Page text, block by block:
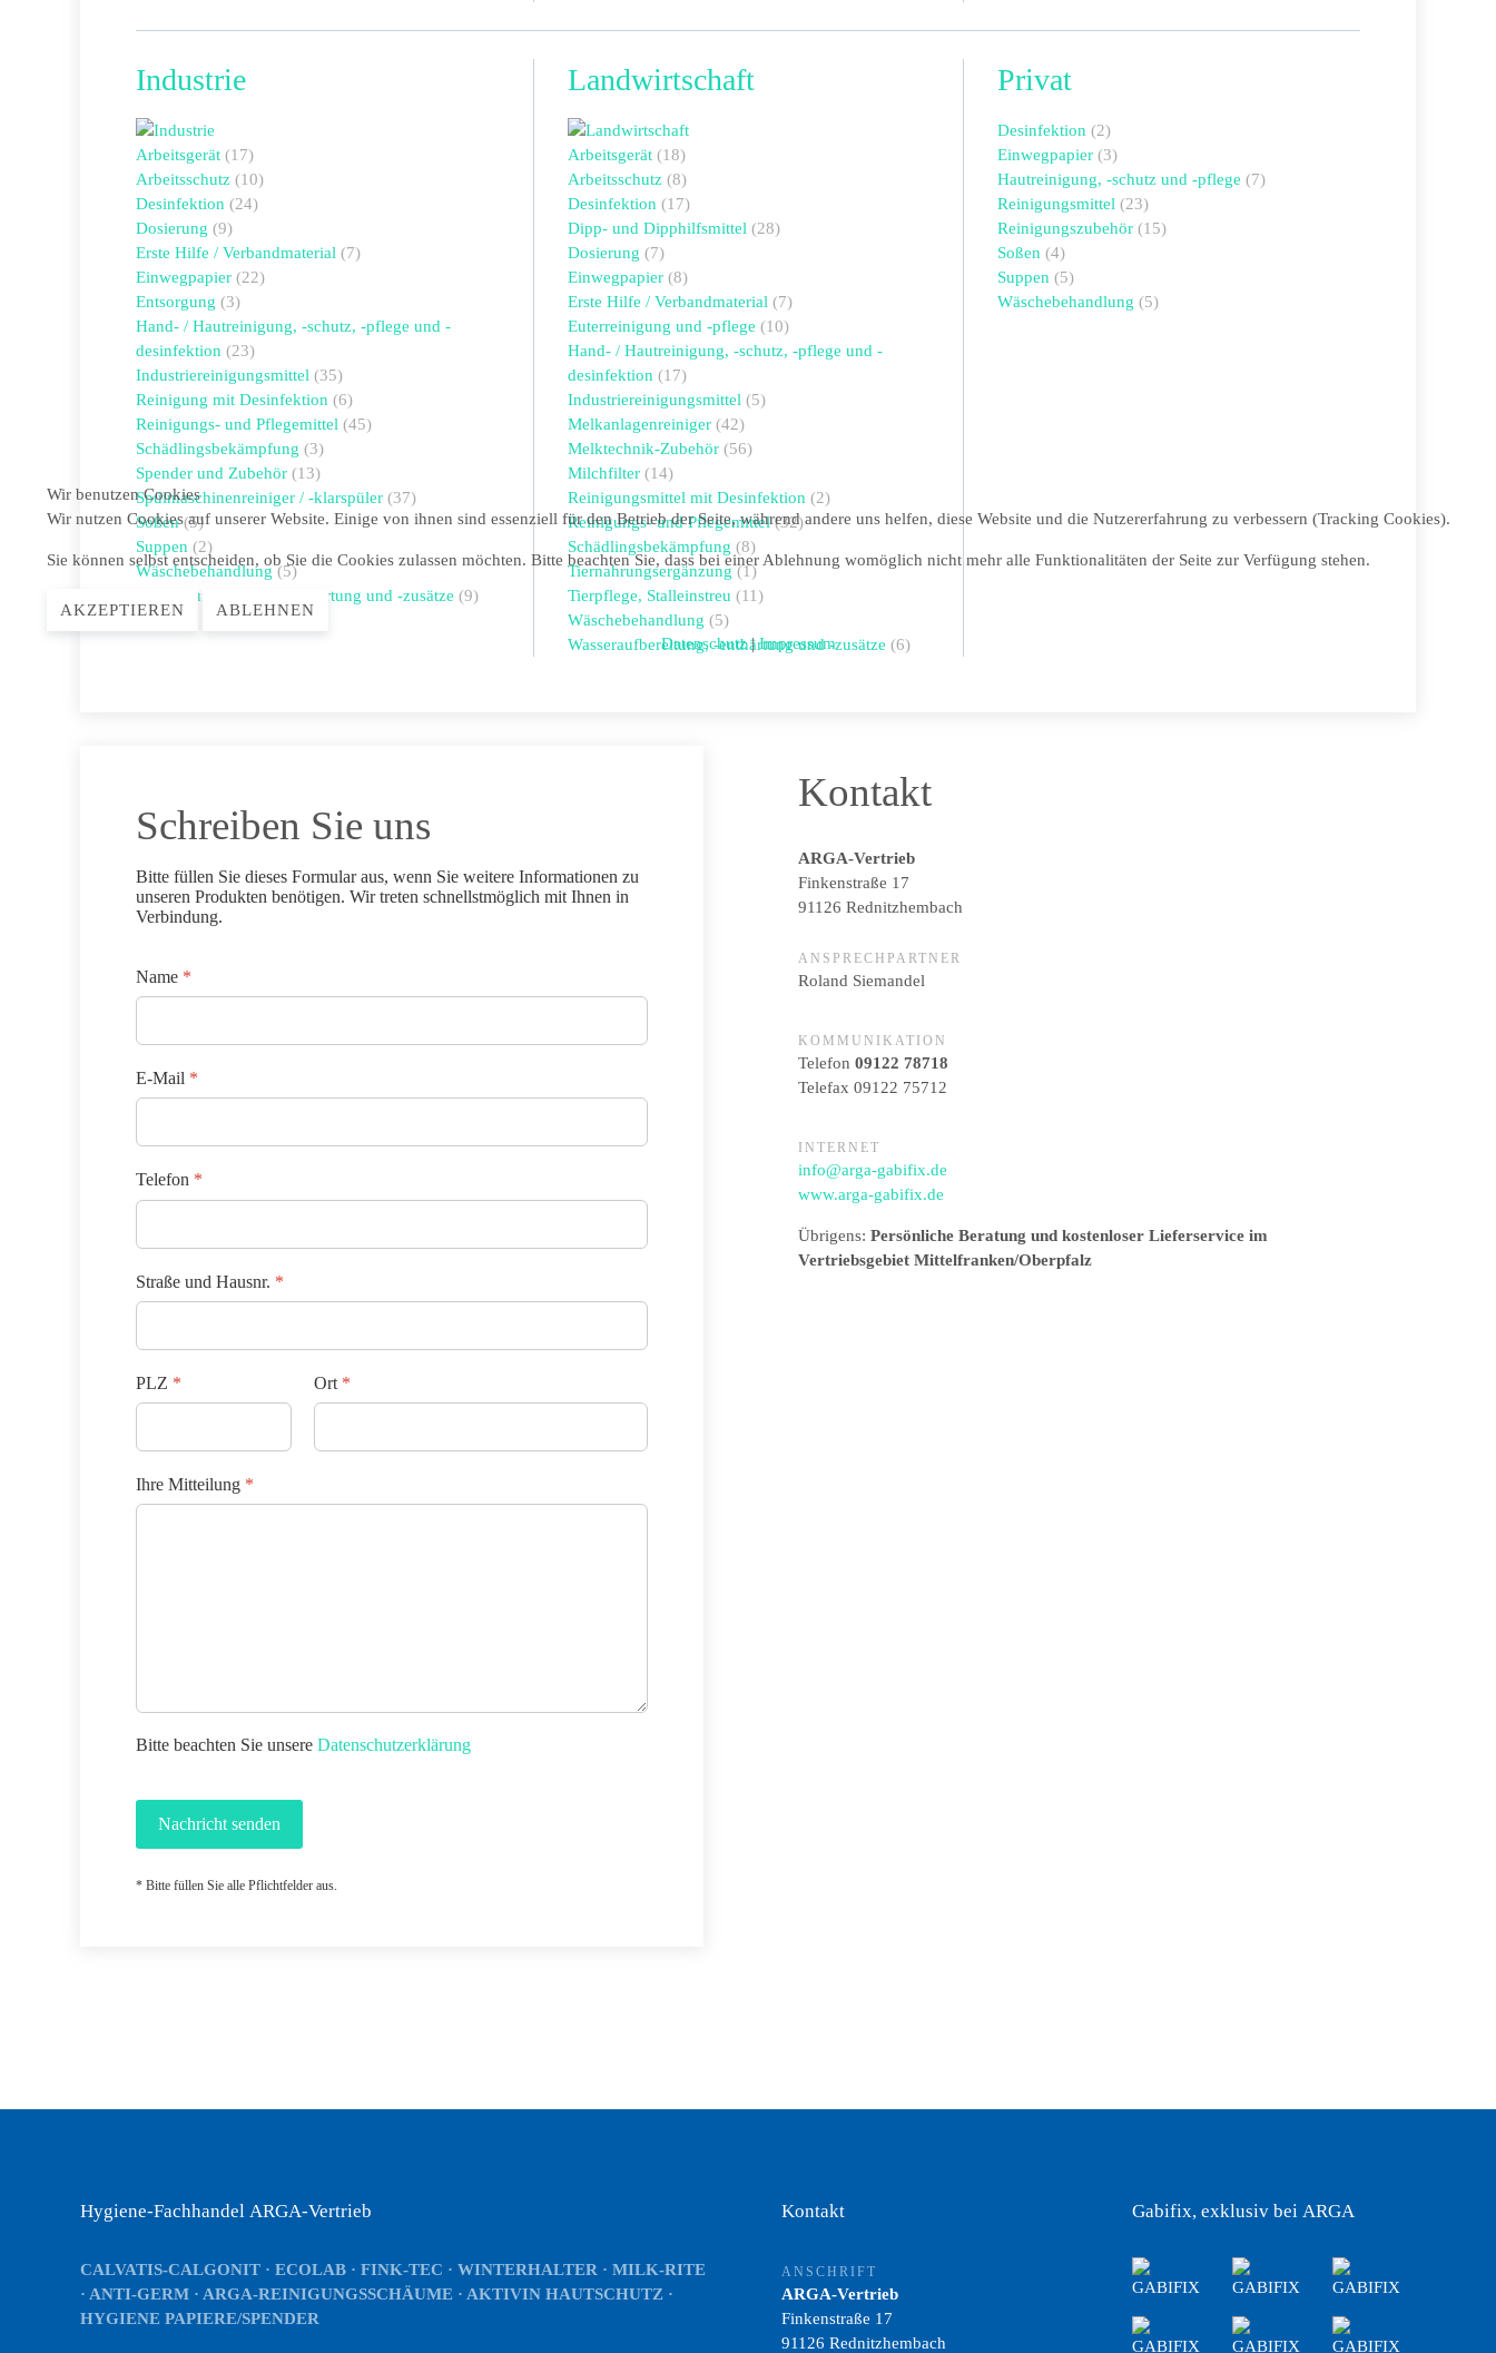
Industrie
Arbeitsgerät (17)
Arbeitsschutz (10)
Desinfektion (24)
Dosierung (9)
Erste Hilfe / Verbandmaterial (7)
Einwegpapier (22)
Entsorgung (3)
Hand- / Hautreinigung, -schutz, -pflege und -
desinfektion (23)
Industriereinigungsmittel (35)
Reinigung mit Desinfektion (6)
Reinigungs- und Pflegemittel (45)
Schädlingsbekämpfung (3)
Spender und Zubehör (13)
Spülmaschinenreiniger / -klarspüler (37)
Soßen (5)
Suppen (2)
Wäschebehandlung (5)
Wasseraufbereitung, -enthärtung und -zusätze (9)
Landwirtschaft
Arbeitsgerät (18)
Arbeitsschutz (8)
Desinfektion (17)
Dipp- und Dipphilfsmittel (28)
Dosierung (7)
Einwegpapier (8)
Erste Hilfe / Verbandmaterial (7)
Euterreinigung und -pflege (10)
Hand- / Hautreinigung, -schutz, -pflege und -
desinfektion (17)
Industriereinigungsmittel (5)
Melkanlagenreiniger (42)
Melktechnik-Zubehör (56)
Milchfilter (14)
Reinigungsmittel mit Desinfektion (2)
Reinigungs- und Pflegemittel (32)
Schädlingsbekämpfung (8)
Tiernahrungsergänzung (1)
Tierpflege, Stalleinstreu (11)
Wäschebehandlung (5)
Wasseraufbereitung, -enthärtung und -zusätze (6)
Privat
Desinfektion (2)
Einwegpapier (3)
Hautreinigung, -schutz und -pflege (7)
Reinigungsmittel (23)
Reinigungszubehör (15)
Soßen (4)
Suppen (5)
Wäschebehandlung (5)
Schreiben Sie uns
Bitte füllen Sie dieses Formular aus, wenn Sie weitere Informationen zu
unseren Produkten benötigen. Wir treten schnellstmöglich mit Ihnen in
Verbindung.
Name *
E-Mail *
Telefon *
Straße und Hausnr. *
PLZ * Ort *
Ihre Mitteilung *
Bitte beachten Sie unsere Datenschutzerklärung
Nachricht senden
* Bitte füllen Sie alle Pflichtfelder aus.
Kontakt
ARGA-Vertrieb
Finkenstraße 17
91126 Rednitzhembach
ANSPRECHPARTNER
Roland Siemandel
KOMMUNIKATION
Telefon 09122 78718
Telefax 09122 75712
INTERNET
info@arga-gabifix.de
www.arga-gabifix.de
Übrigens: Persönliche Beratung und kostenloser Lieferservice im
Vertriebsgebiet Mittelfranken/Oberpfalz
Hygiene-Fachhandel ARGA-Vertrieb
CALVATIS-CALGONIT · ECOLAB · FINK-TEC · WINTERHALTER · MILK-RITE
· ANTI-GERM · ARGA-REINIGUNGSSCHÄUME · AKTIVIN HAUTSCHUTZ ·
HYGIENE PAPIERE/SPENDER
Kontakt
ANSCHRIFT
ARGA-Vertrieb
Finkenstraße 17
91126 Rednitzhembach
Gabifix, exklusiv bei ARGA
Wir benutzen Cookies
Wir nutzen Cookies auf unserer Website. Einige von ihnen sind essenziell für den Betrieb der Seite, während andere uns helfen, diese Website und die Nutzererfahrung zu verbessern (Tracking Cookies).
Sie können selbst entscheiden, ob Sie die Cookies zulassen möchten. Bitte beachten Sie, dass bei einer Ablehnung womöglich nicht mehr alle Funktionalitäten der Seite zur Verfügung stehen.
AKZEPTIEREN
ABLEHNEN
Datenschutz|Impressum